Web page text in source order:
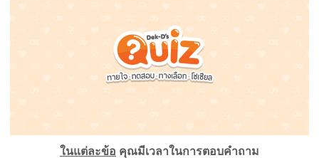
ในแต่ละข้อ คุณมีเวลาในการตอบคำถาม